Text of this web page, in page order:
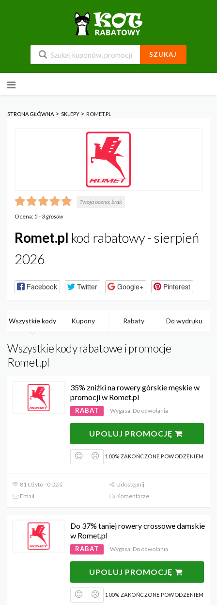
SZUKAJ
do
STRONA GŁÓWNA > SKLEPY > ROMET.PL
Twoja ocena:brak
Ocena:5-3głosów
Romet.pl kod rabatowy - sierpień
2026
Facebook Twitter Google+ Pinterest
Wszystkie kody Kupony Rabaty Do wydruku
Wszystkie kody rabatowe i promocje
Romet.pl
35% zniżki na rowery górskie męskie w
promocji w Romet.pl
RABAT Wygasa: Do odwołania
UPOLUJ PROMOCJĘ
100% ZAKOŃCZONE POWODZENIEM
81 Użyto - 0 Dziś
Udostępnij
Email
Komentarze
Do 37% taniej rowery crossowe damskie
w Romet.pl
RABAT Wygasa: Do odwołania
UPOLUJ PROMOCJĘ
100% ZAKOŃCZONE POWODZENIEM